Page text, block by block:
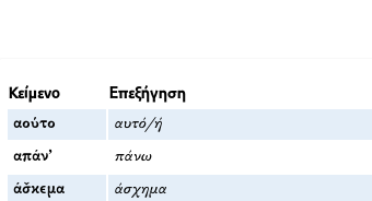
Κείμενο Επεξήγηση
αούτο αυτό/ή
απάν’ πάνω
άσ̌κεμα άσχημα